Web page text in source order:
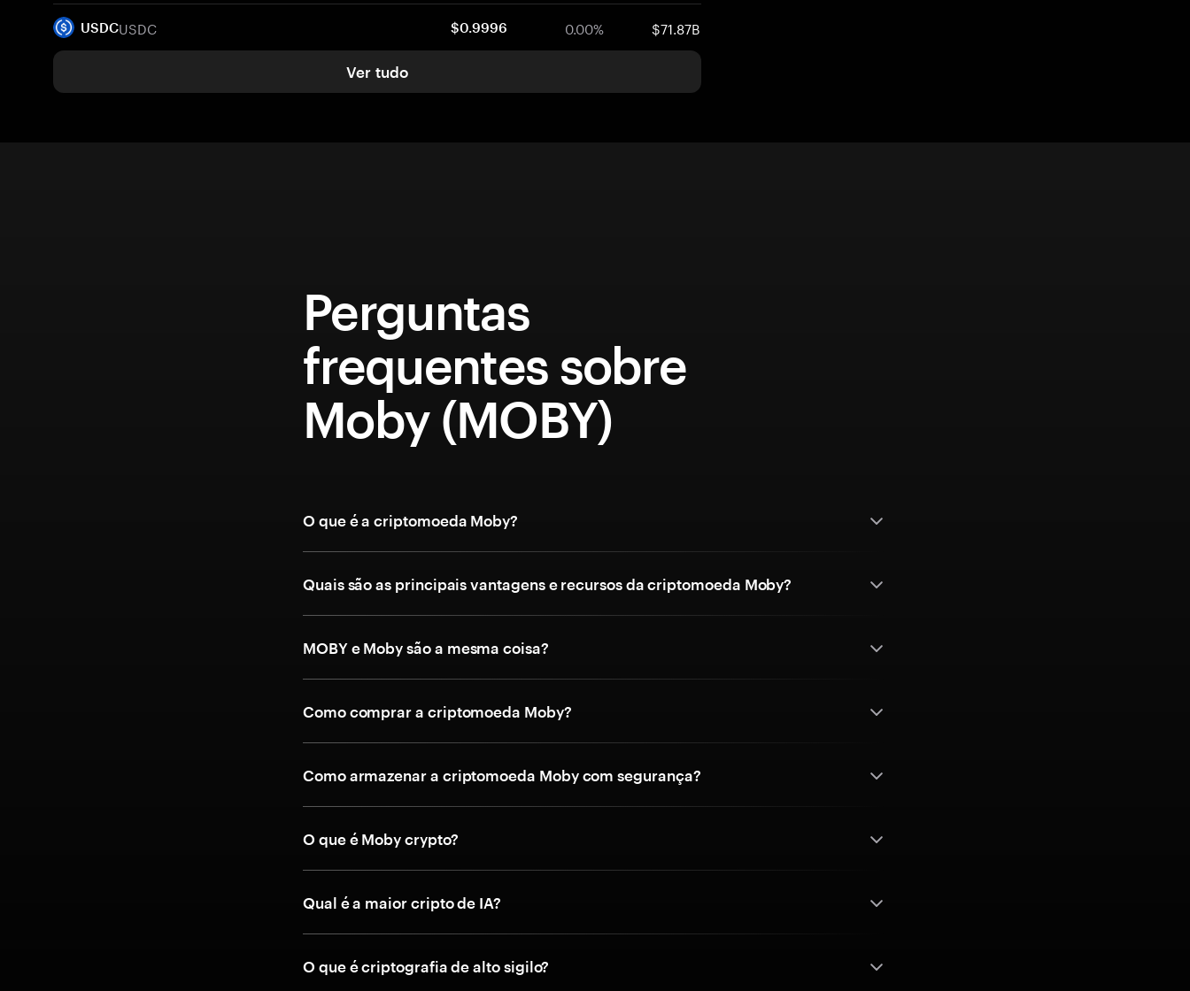
USDCUSDC $0.9996 0.00% $71.87B
Ver tudo
Perguntas
frequentes sobre
Moby (MOBY)
O que é a criptomoeda Moby?
Quais são as principais vantagens e recursos da criptomoeda Moby?
MOBY e Moby são a mesma coisa?
Como comprar a criptomoeda Moby?
Como armazenar a criptomoeda Moby com segurança?
O que é Moby crypto?
Qual é a maior cripto de IA?
O que é criptografia de alto sigilo?